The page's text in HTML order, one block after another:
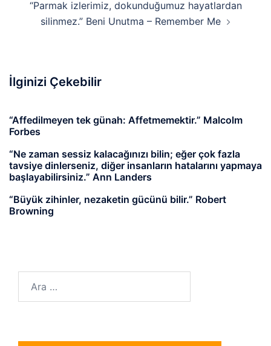
“Parmak izlerimiz, dokunduğumuz hayatlardan
silinmez.” Beni Unutma – Remember Me
İlginizi Çekebilir
“Affedilmeyen tek günah: Affetmemektir.” Malcolm
Forbes
“Ne zaman sessiz kalacağınızı bilin; eğer çok fazla
tavsiye dinlerseniz, diğer insanların hatalarını yapmaya
başlayabilirsiniz.” Ann Landers
“Büyük zihinler, nezaketin gücünü bilir.” Robert
Browning